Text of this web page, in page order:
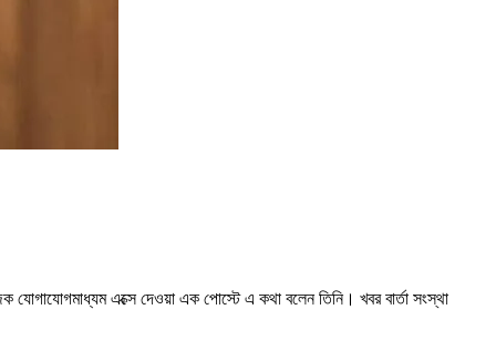
যোগাযোগমাধ্যম এক্সে দেওয়া এক পোস্টে এ কথা বলেন তিনি। খবর বার্তা সংস্থা